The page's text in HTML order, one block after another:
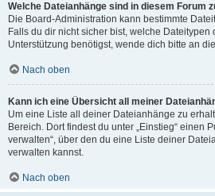
Welche Dateianhänge sind in diesem Forum
Die Board-Administration kann bestimmte
Falls du dir nicht sicher bist, welche
Unterstützung benötigst, wende dich bitte an
Nach oben
Kann ich eine Übersicht all meiner
Um eine Liste all deiner Dateianhänge zu
Bereich. Dort findest du unter „Einstieg“ einen
verwalten“, über den du eine Liste deiner
verwalten kannst.
Nach oben